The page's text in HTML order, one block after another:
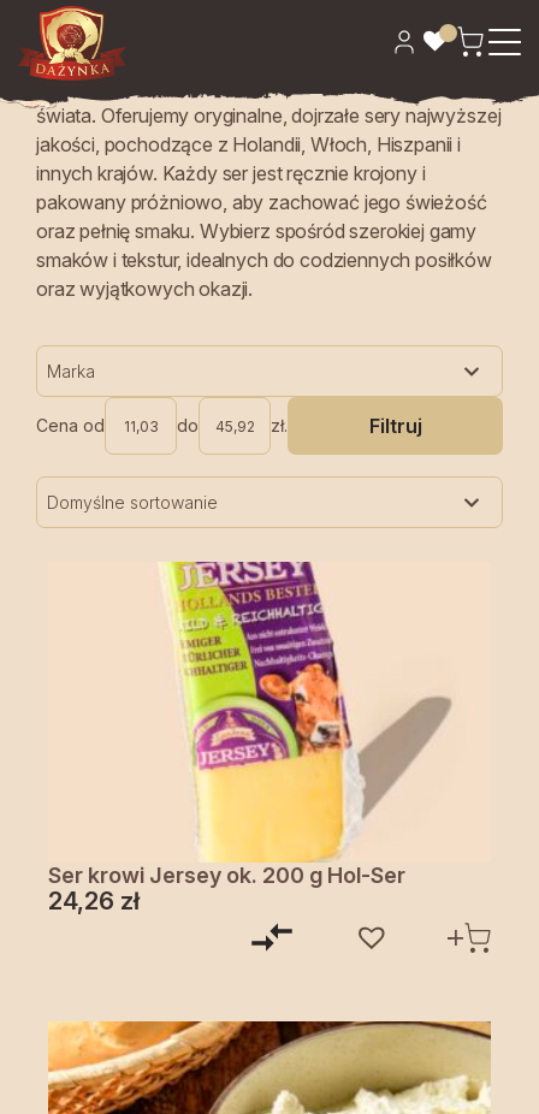
Sery
To prawdziwy raj dla koneserów serów z całego
świata. Oferujemy oryginalne, dojrzałe sery najwyższej
jakości, pochodzące z Holandii, Włoch, Hiszpanii i
innych krajów. Każdy ser jest ręcznie krojony i
pakowany próżniowo, aby zachować jego świeżość
oraz pełnię smaku. Wybierz spośród szerokiej gamy
smaków i tekstur, idealnych do codziennych posiłków
oraz wyjątkowych okazji.
Marka
Cena od do zł. Filtruj
Domyślne sortowanie
Ser krowi Jersey ok. 200 g Hol-Ser
24,26 zł